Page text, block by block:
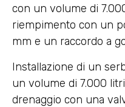
con un volume di
riempimento con un
mm e un raccordo a
Installazione di un
un volume di 7.000
drenaggio con una